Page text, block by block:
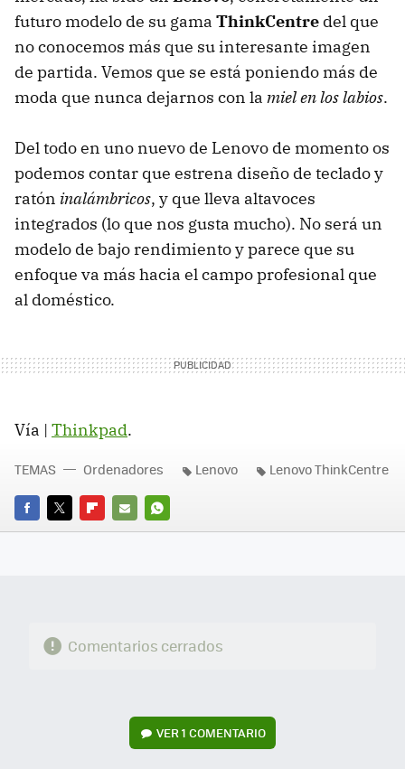
futuro modelo de su gama ThinkCentre del que
no conocemos más que su interesante imagen
de partida. Vemos que se está poniendo más de
moda que nunca dejarnos con la miel en los labios.
Del todo en uno nuevo de Lenovo de momento os
podemos contar que estrena diseño de teclado y
ratón inalámbricos, y que lleva altavoces
integrados (lo que nos gusta mucho). No será un
modelo de bajo rendimiento y parece que su
enfoque va más hacia el campo profesional que
al doméstico.
Vía | Thinkpad.
FACEBOOK
TWITTERFLIPBOARD
E-
WHATSAPP
TEMAS Ordenadores Lenovo Lenovo ThinkCentre
Comentarios cerrados
VER1 COMENTARIO